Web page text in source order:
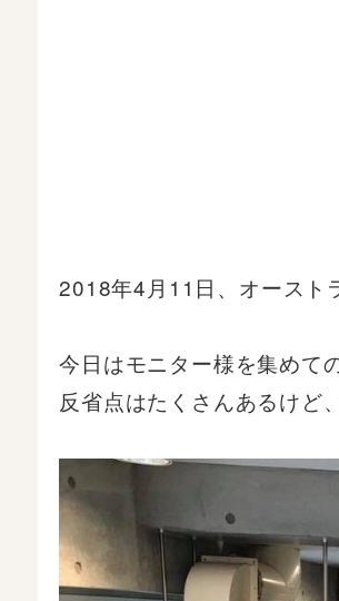
2018年4月11日、オースト
今日はモニター様を集めて
反省点はたくさんあるけど